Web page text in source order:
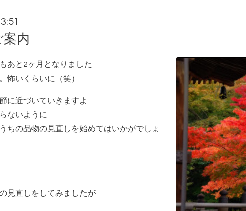
案内
あと2ヶ月となりました
怖いくらいに（笑）
に近づいていきますよ
ないように
ちの品物の見直しを始めてはいかがでしょ
見直しをしてみましたが